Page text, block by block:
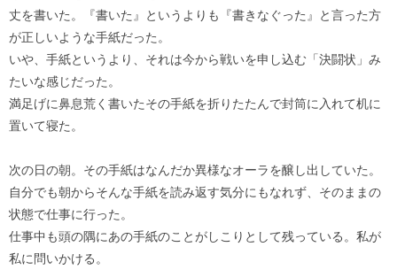
丈を書いた。『書いた』というよりも『書きなぐった』と言った方
が正しいような手紙だった。
いや、手紙というより、それは今から戦いを申し込む「決闘状」み
たいな感じだった。
満足げに鼻息荒く書いたその手紙を折りたたんで封筒に入れて机に
置いて寝た。
次の日の朝。その手紙はなんだか異様なオーラを醸し出していた。
自分でも朝からそんな手紙を読み返す気分にもなれず、そのままの
状態で仕事に行った。
仕事中も頭の隅にあの手紙のことがしこりとして残っている。私が
私に問いかける。